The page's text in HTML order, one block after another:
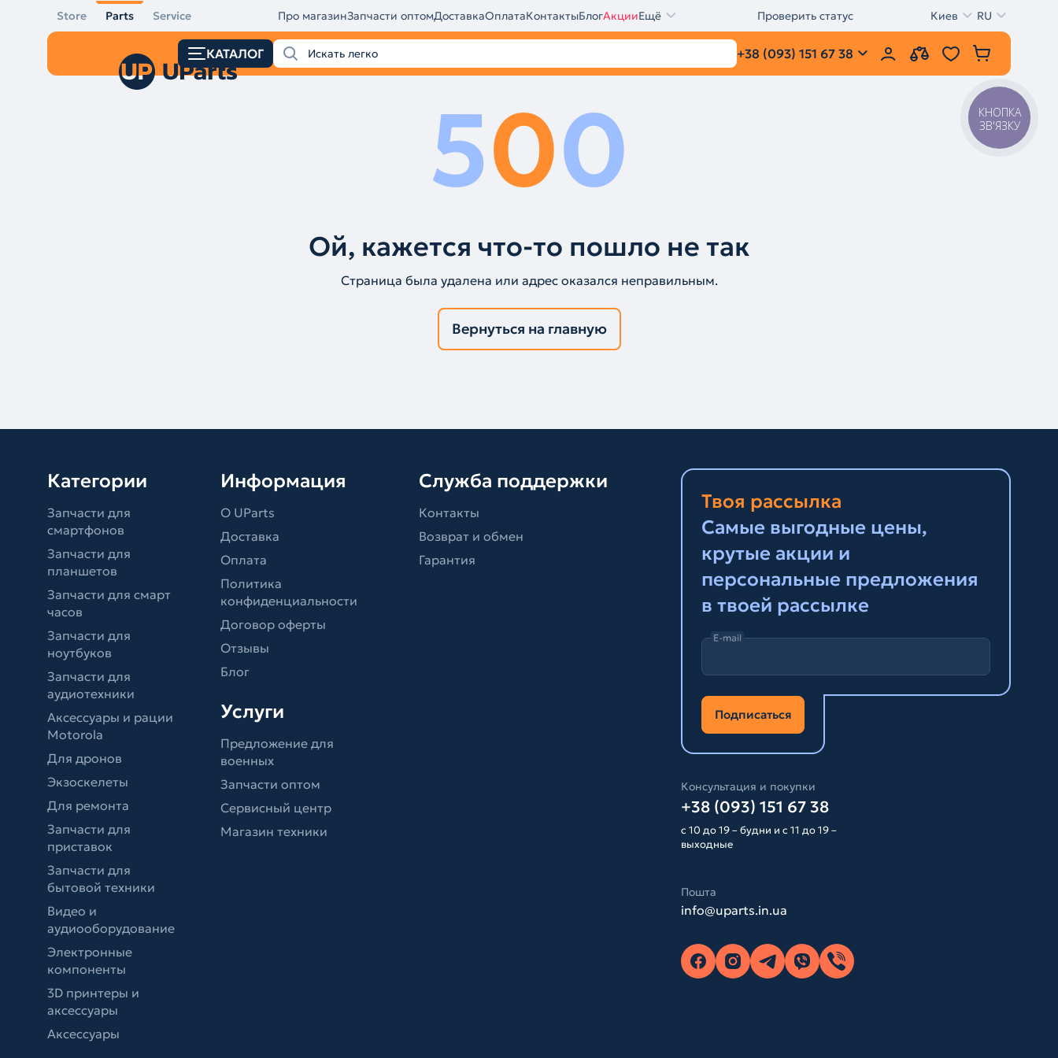
Store Parts Service Про магазинЗапчасти оптомДоставкаОплатаКонтактыБлогАкцииЕщё Проверить статус Киев RU
КАТАЛОГ +38 (093) 151 67 38
500
Ой, кажется что-то пошло не так
Страница была удалена или адрес оказался неправильным.
Вернуться на главную
Категории
Запчасти для
смартфонов
Запчасти для
планшетов
Запчасти для смарт
часов
Запчасти для
ноутбуков
Запчасти для
аудиотехники
Аксессуары и рации
Motorola
Для дронов
Экзоскелеты
Для ремонта
Запчасти для
приставок
Запчасти для
бытовой техники
Видео и
аудиооборудование
Электронные
компоненты
3D принтеры и
аксессуары
Аксессуары
Информация
О UParts
Доставка
Оплата
Политика
конфиденциальности
Договор оферты
Отзывы
Блог
Услуги
Предложение для
военных
Запчасти оптом
Сервисный центр
Магазин техники
Служба поддержки
Контакты
Возврат и обмен
Гарантия
Твоя рассылка
Самые выгодные цены,
крутые акции и
персональные предложения
в твоей рассылке
E-mail
Подписаться
Консультация и покупки
+38 (093) 151 67 38
с 10 до 19 – будни и с 11 до 19 –
выходные
Пошта
info@uparts.in.ua
КНОПКА
ЗВ'ЯЗКУ